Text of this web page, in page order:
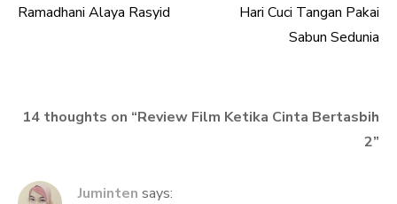
Post
Ramadhani Alaya Rasyid
Hari Cuci Tangan Pakai
Sabun Sedunia
14 thoughts on “Review Film Ketika Cinta Bertasbih
2”
Juminten says: